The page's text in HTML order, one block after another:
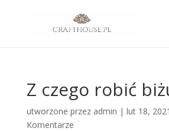
Z czego robić
utworzone przez admin | lut 18, 2021
Komentarze